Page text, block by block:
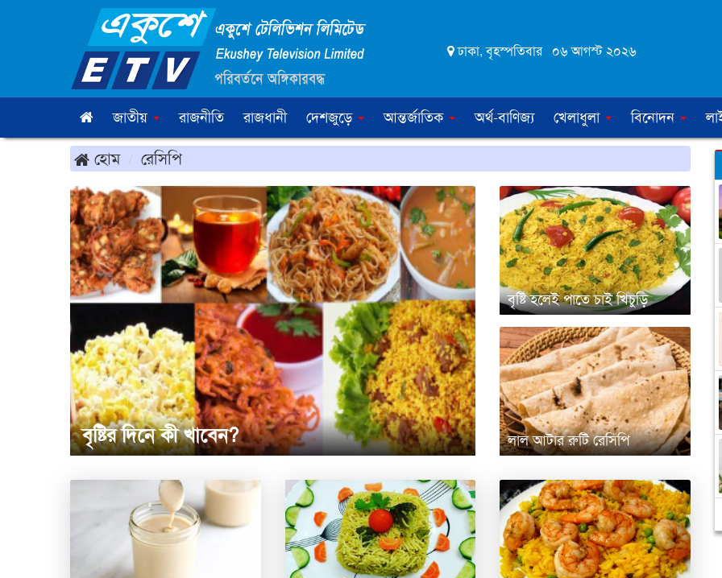
ঢাকা, বৃহস্পতিবার ০৬ আগস্ট ২০২৬
জাতীয় রাজনীতি রাজধানী দেশজুড়ে আন্তর্জাতিক অর্থ-বাণিজ্য খেলাধুলা বিনোদন
হোম রেসিপি
বৃষ্টির দিনে কী খাবেন?
বৃষ্টি হলেই পাতে চাই খিচুড়ি
লাল আটার রুটি রেসিপি